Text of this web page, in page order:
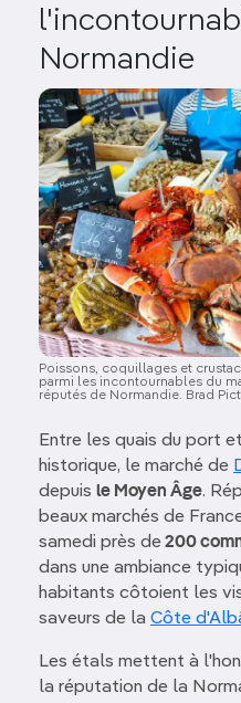
Normandie
Image
Poissons, coquillages et
parmi les incontournables du
réputés de Normandie. Brad
Entre les quais du port
historique, le marché de
depuis le Moyen Âge.
beaux marchés de
samedi près de200
dans une ambiance
habitants côtoient les
saveurs de la Côte
Les étals mettent à
la réputation de la